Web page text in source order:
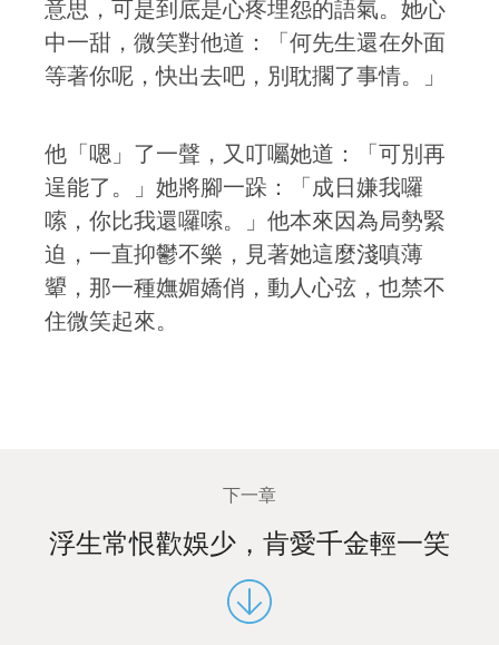
意思，可是到底是心疼埋怨的語氣。她心
中一甜，微笑對他道：「何先生還在外面
等著你呢，快出去吧，別耽擱了事情。」
他「嗯」了一聲，又叮囑她道：「可別再
逞能了。」她將腳一跺：「成日嫌我囉
嗦，你比我還囉嗦。」他本來因為局勢緊
迫，一直抑鬱不樂，見著她這麼淺嗔薄
顰，那一種嫵媚嬌俏，動人心弦，也禁不
住微笑起來。
下一章
浮生常恨歡娛少，肯愛千金輕一笑